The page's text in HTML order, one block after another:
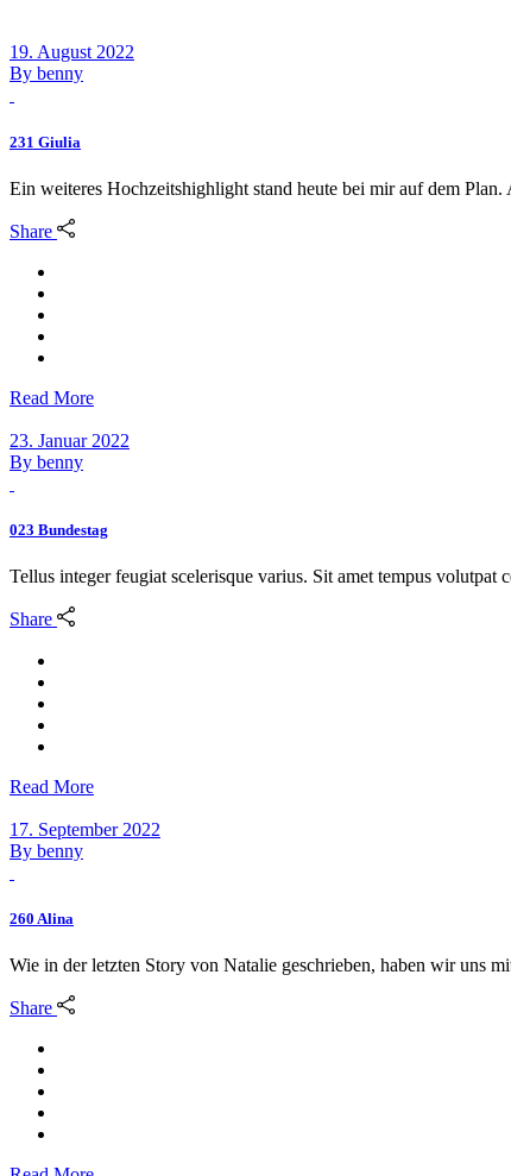
19. August 2022
By benny
231 Giulia
Ein weiteres Hochzeitshighlight stand heute bei mir auf dem
Share
Read More
23. Januar 2022
By benny
023 Bundestag
Tellus integer feugiat scelerisque varius. Sit amet tempus volutpat
Share
Read More
17. September 2022
By benny
260 Alina
Wie in der letzten Story von Natalie geschrieben, haben wir uns
Share